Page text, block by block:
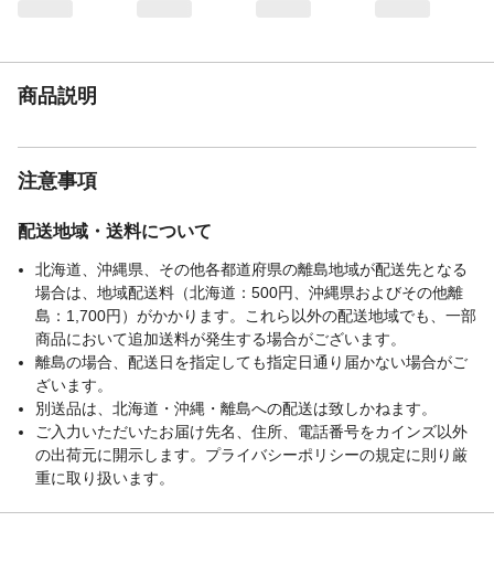
商品説明
注意事項
配送地域・送料について
北海道、沖縄県、その他各都道府県の離島地域が配送先となる
場合は、地域配送料（北海道：500円、沖縄県およびその他離
島：1,700円）がかかります。これら以外の配送地域でも、一部
商品において追加送料が発生する場合がございます。
離島の場合、配送日を指定しても指定日通り届かない場合がご
ざいます。
別送品は、北海道・沖縄・離島への配送は致しかねます。
ご入力いただいたお届け先名、住所、電話番号をカインズ以外
の出荷元に開示します。プライバシーポリシーの規定に則り厳
重に取り扱います。